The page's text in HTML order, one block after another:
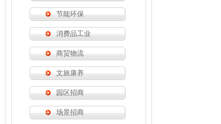
节能环保
消费品工业
商贸物流
文旅康养
园区招商
场景招商